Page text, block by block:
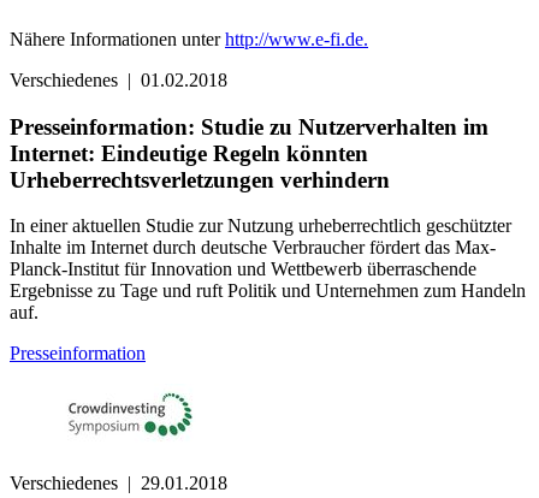
Nähere Informationen unterhttp://www.e-fi.de.
Verschiedenes | 01.02.2018
Presseinformation: Studie zu Nutzerverhalten im
Internet: Eindeutige Regeln könnten
Urheberrechtsverletzungen verhindern
In einer aktuellen Studie zur Nutzung urheberrechtlich geschützter
Inhalte im Internet durch deutsche Verbraucher fördert das Max-
Planck-Institut für Innovation und Wettbewerb überraschende
Ergebnisse zu Tage und ruft Politik und Unternehmen zum Handeln
auf.
Presseinformation
Verschiedenes | 29.01.2018